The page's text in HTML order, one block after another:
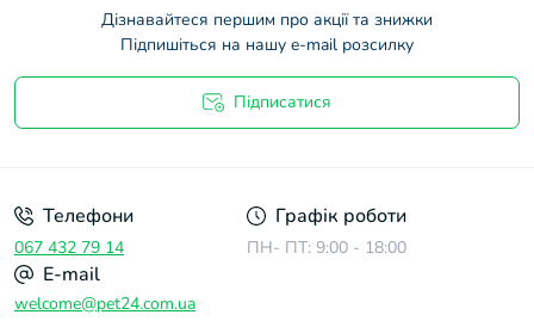
Дізнавайтеся першим про акції та знижки
Підпишіться на нашу e-mail розсилку
Підписатися
Телефони
067 432 79 14
Графік роботи
ПН- ПТ: 9:00 - 18:00
E-mail
welcome@pet24.com.ua